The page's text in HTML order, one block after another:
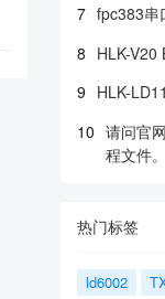
7 fpc383串
8 HLK-V20
9 HLK-
10 请问官
程文件。
热门标签
ld6002